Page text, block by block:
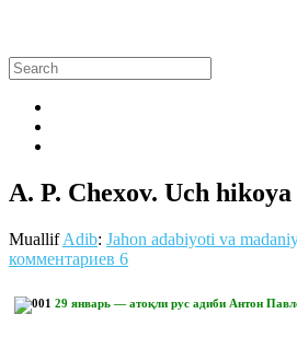
A. P. Chexov. Uch hikoya
MuallifAdib: Jahon adabiyoti va
комментариев 6
29 январь — атоқли рус адиби Антон